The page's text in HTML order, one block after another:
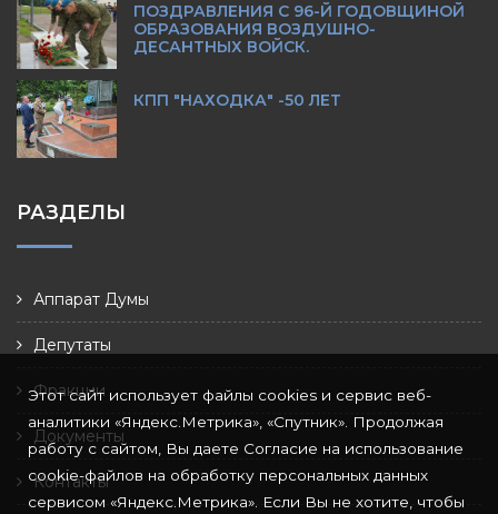
ПОЗДРАВЛЕНИЯ С 96-Й ГОДОВЩИНОЙ
ОБРАЗОВАНИЯ ВОЗДУШНО-
ДЕСАНТНЫХ ВОЙСК.
КПП "НАХОДКА" -50 ЛЕТ
РАЗДЕЛЫ
Аппарат Думы
Депутаты
Фракции
Документы
Контакты
Этот сайт использует файлы cookies и сервис веб-
аналитики «Яндекс.Метрика», «Спутник». Продолжая
работу с сайтом, Вы даете Согласие на использование
cookie-файлов на обработку персональных данных
сервисом «Яндекс.Метрика». Если Вы не хотите, чтобы